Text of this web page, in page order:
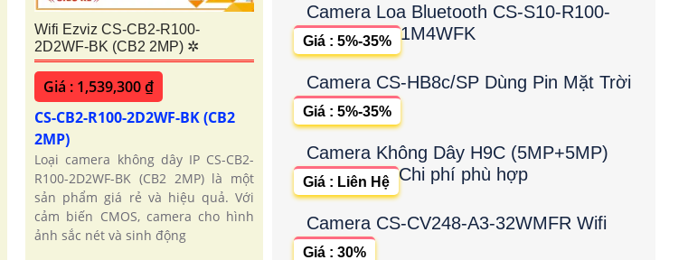
Wifi Ezviz CS-CB2-R100-
2D2WF-BK (CB2 2MP) ✲
Giá : 1,539,300 ₫
CS-CB2-R100-2D2WF-BK (CB2
2MP)
Loại camera không dây IP CS-CB2-
R100-2D2WF-BK (CB2 2MP) là một
sản phẩm giá rẻ và hiệu quả. Với
cảm biến CMOS, camera cho hình
ảnh sắc nét và sinh động
Camera Loa Bluetooth CS-S10-R100-
1M4WFK
Giá : 5%-35%
Camera CS-HB8c/SP Dùng Pin Mặt Trời
Giá : 5%-35%
Camera Không Dây H9C (5MP+5MP)
Chi phí phù hợp
Giá : Liên Hệ
Camera CS-CV248-A3-32WMFR Wifi
Giá : 30%